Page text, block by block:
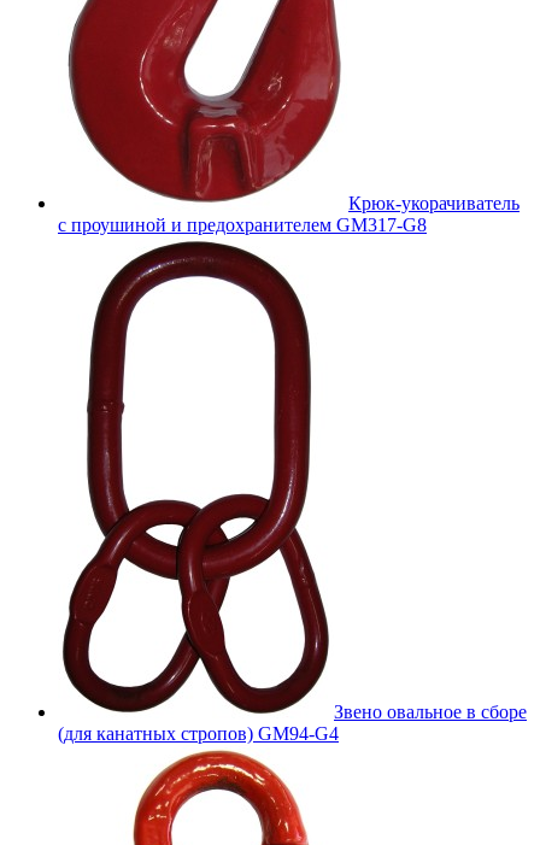
Крюк-укорачиватель
с проушиной и предохранителем GM317-G8
Звено овальное в сборе
(для канатных стропов) GM94-G4